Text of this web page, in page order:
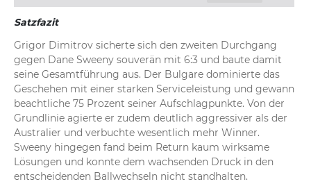
Satzfazit
Grigor Dimitrov sicherte sich den zweiten Durchgang
gegen Dane Sweeny souverän mit 6:3 und baute damit
seine Gesamtführung aus. Der Bulgare dominierte das
Geschehen mit einer starken Serviceleistung und gewann
beachtliche 75 Prozent seiner Aufschlagpunkte. Von der
Grundlinie agierte er zudem deutlich aggressiver als der
Australier und verbuchte wesentlich mehr Winner.
Sweeny hingegen fand beim Return kaum wirksame
Lösungen und konnte dem wachsenden Druck in den
entscheidenden Ballwechseln nicht standhalten.